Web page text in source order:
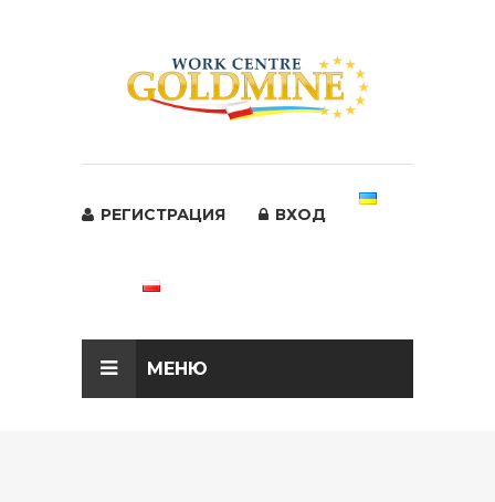
РЕГИСТРАЦИЯ ВХОД
МЕНЮ